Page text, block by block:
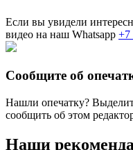
Если вы увидели
видео на наш Whatsapp +7
Сообщите об
Нашли опечатку?
сообщить об этом
Наши